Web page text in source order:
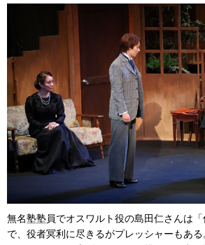
無名塾塾員でオスワルト役の島田仁さんは
で、役者冥利に尽きるがプレッシャーもある